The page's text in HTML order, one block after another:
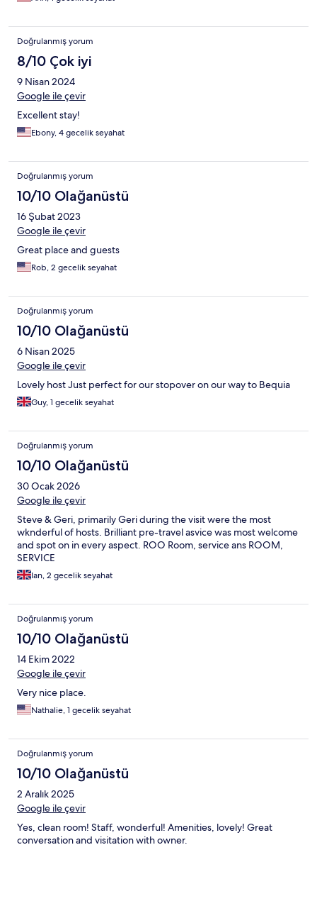
Doğrulanmış yorum
8/10 Çok iyi
9 Nisan 2024
Google ile çevir
Excellent stay!
Ebony, 4 gecelik seyahat
Doğrulanmış yorum
10/10 Olağanüstü
16 Şubat 2023
Google ile çevir
Great place and guests
Rob, 2 gecelik seyahat
Doğrulanmış yorum
10/10 Olağanüstü
6 Nisan 2025
Google ile çevir
Lovely host Just perfect for our stopover on our way to Bequia
Guy, 1 gecelik seyahat
Doğrulanmış yorum
10/10 Olağanüstü
30 Ocak 2026
Google ile çevir
Steve & Geri, primarily Geri during the visit were the most
wknderful of hosts. Brilliant pre-travel asvice was most welcome
and spot on in every aspect. ROO Room, service ans ROOM,
SERVICE
Ian, 2 gecelik seyahat
Doğrulanmış yorum
10/10 Olağanüstü
14 Ekim 2022
Google ile çevir
Very nice place.
Nathalie, 1 gecelik seyahat
Doğrulanmış yorum
10/10 Olağanüstü
2 Aralık 2025
Google ile çevir
Yes, clean room! Staff, wonderful! Amenities, lovely! Great
conversation and visitation with owner.